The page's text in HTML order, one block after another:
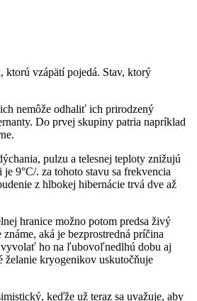
ktorú vzápätí pojedá. Stav, ktorý
nemôže odhaliť ich prirodzený
Do prvej skupiny patria napríklad
pulzu a telesnej teploty znižujú
9°C/. za tohoto stavu sa frekvencia
z hlbokej hibernácie trvá dve až
hranice možno potom predsa živý
aká je bezprostredná príčina
vyvolať ho na ľubovoľnedlhú dobu aj
želanie kryogenikov uskutočňuje
keďže už teraz sa uvažuje, aby